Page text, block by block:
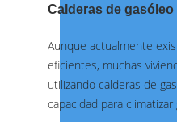
Calderas de gasóleo
Aunque actualmente
eficientes, muchas
utilizando calderas de
capacidad para